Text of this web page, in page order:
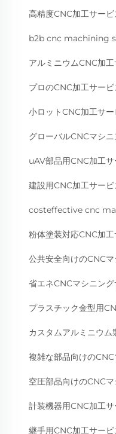
高精度CNC加工サービ
b2b cnc machining
アルミニウムCNC加工
プロのCNC加工サービ
小ロットCNC加工サー
グローバルCNCマシ
uAV部品用CNC加工サ
建設用CNC加工サービ
costeffective cnc
粉体塗装対応CNC加工
公共安全向けのCNC
省エネCNCマシニング
プラスチック金型用
カスタムアルミニウ
複雑な部品向けの
空圧部品向けのCNC
計装機器用CNC加工サ
継手用CNC加工サービ